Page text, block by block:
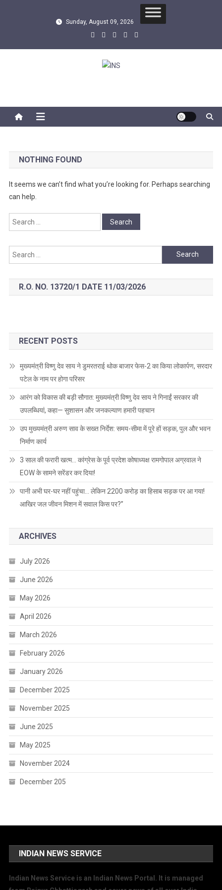
Sunday, August 09, 2026
NOTHING FOUND
It seems we can’t find what you’re looking for. Perhaps searching
can help.
Search
for:
Search
for:
R.O. NO. 13720/1 DATE 11/03/2026
RECENT POSTS
मुख्यमंत्री विष्णु देव साय ने डुमरतराई थोक बाजार फेस-2 का किया लोकार्पण, सरदार
पटेल के नाम पर होगा परिसर
आरंग को विकास की बड़ी सौगात: मुख्यमंत्री विष्णु देव साय ने गिनाईं सरकार की
उपलब्धियां, कहा— सुशासन और जनकल्याण हमारी पहचान
उप मुख्यमंत्री अरुण साव के सख्त निर्देश: समय-सीमा में पूरे हों सड़क, पुल और भवन
निर्माण कार्य
3 साल की फरारी खत्म… कांग्रेस के पूर्व प्रदेश कोषाध्यक्ष रामगोपाल अग्रवाल ने
EOW के सामने सरेंडर कर दिया!
पानी अभी घर-घर नहीं पहुंचा… लेकिन 2200 करोड़ का हिसाब सड़क पर आ गया!
आखिर जल जीवन मिशन में सवाल किस पर?”
ARCHIVES
July 2026
June 2026
May 2026
April 2026
March 2026
February 2026
January 2026
December 2025
November 2025
June 2025
May 2025
November 2024
December 205
INDIAN NEWS SERVICE
Indian News Service is an Indian News Portal. It is managed